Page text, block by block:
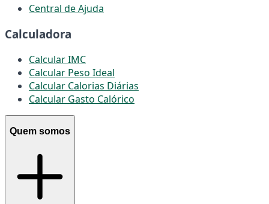
Central de Ajuda
Calculadora
Calcular IMC
Calcular Peso Ideal
Calcular Calorias Diárias
Calcular Gasto Calórico
Quem somos